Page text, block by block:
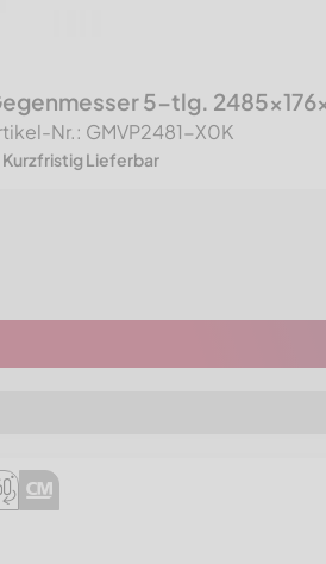
5-tlg.
Nr.: GMVP2481-X0K
Kurzfristig Lieferbar